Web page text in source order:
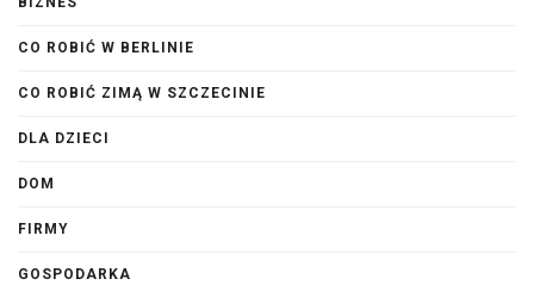
CO ROBIĆ W BERLINIE
CO ROBIĆ ZIMĄ W SZCZECINIE
DLA DZIECI
DOM
FIRMY
GOSPODARKA